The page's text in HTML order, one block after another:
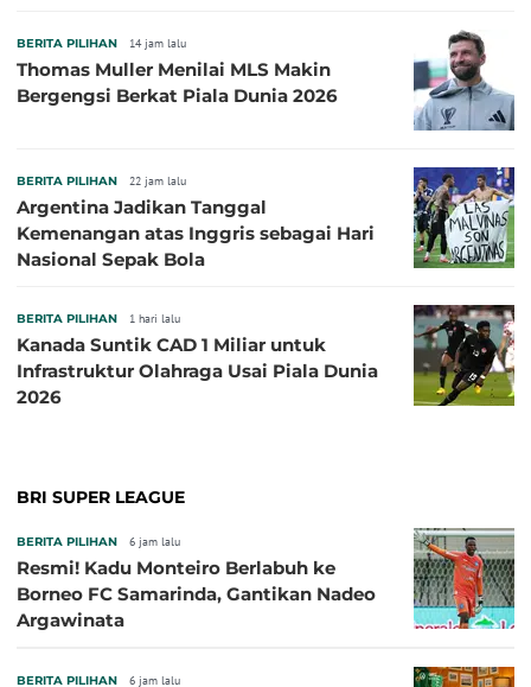
BERITA PILIHAN 14 jam lalu
Thomas Muller Menilai MLS Makin
Bergengsi Berkat Piala Dunia 2026
BERITA PILIHAN 22 jam lalu
Argentina Jadikan Tanggal
Kemenangan atas Inggris sebagai Hari
Nasional Sepak Bola
BERITA PILIHAN 1 hari lalu
Kanada Suntik CAD 1 Miliar untuk
Infrastruktur Olahraga Usai Piala Dunia
2026
BRI SUPER LEAGUE
BERITA PILIHAN 6 jam lalu
Resmi! Kadu Monteiro Berlabuh ke
Borneo FC Samarinda, Gantikan Nadeo
Argawinata
BERITA PILIHAN 6 jam lalu